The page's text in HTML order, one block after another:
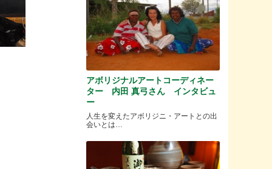
アボリジナルアートコーディネー
ター 内田 真弓さん インタビュ
ー
人生を変えたアボリジニ・アートとの出
会いとは…